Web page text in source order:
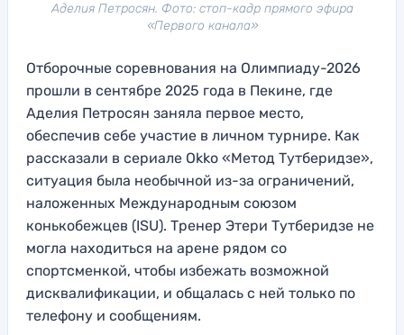
Аделия Петросян. Фото: стоп-кадр прямого эфира
«Первого канала»
Отборочные соревнования на Олимпиаду-2026
прошли в сентябре 2025 года в Пекине, где
Аделия Петросян заняла первое место,
обеспечив себе участие в личном турнире. Как
рассказали в сериале Okko «Метод Тутберидзе»,
ситуация была необычной из-за ограничений,
наложенных Международным союзом
конькобежцев (ISU). Тренер Этери Тутберидзе не
могла находиться на арене рядом со
спортсменкой, чтобы избежать возможной
дисквалификации, и общалась с ней только по
телефону и сообщениям.